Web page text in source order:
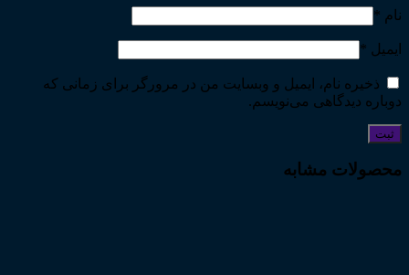
نام *
ایمیل *
ذخیره نام، ایمیل و وبسایت من در مرورگر برای زمانی که
دوباره دیدگاهی می‌نویسم.
محصولات مشابه